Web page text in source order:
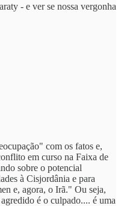
- e ver se nossa vergonha
com os fatos e,
em curso na Faixa de
sobre o potencial
à Cisjordânia e para
e, agora, o Irã." Ou seja,
é o culpado.... é uma